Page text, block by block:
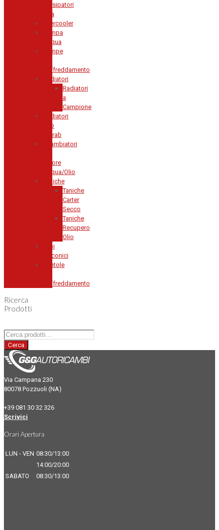
Dissipatori
Aria
Intercooler
Pompa
Acqua
Pompe
Raffreddamento
Radiatori
Radiatori
a
Campione
Radiatori
Olio
Setrab
Scambiatori
Calore
Acqua/Olio
Taniche
Taniche
Carter
Secco
Taniche
Recupero
Olio
Tubi
Siliconici
Ventole
Raffreddamento
Ricerca
Prodotti
Cerca
Via Campana 230
80078 Pozzuoli (NA)
+39 081 30 32 326
Scrivici
Orari Apertura
LUN - VEN 08:30/13:00
14:00/20:00
SABATO
08:30/13:00